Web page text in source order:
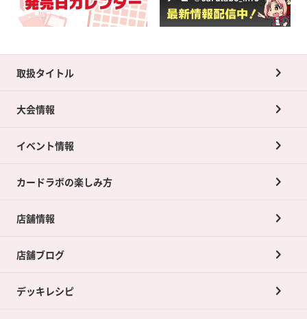
取扱タイトル
大会情報
イベント情報
カードラボの楽しみ方
店舗情報
店舗ブログ
デッキレシピ